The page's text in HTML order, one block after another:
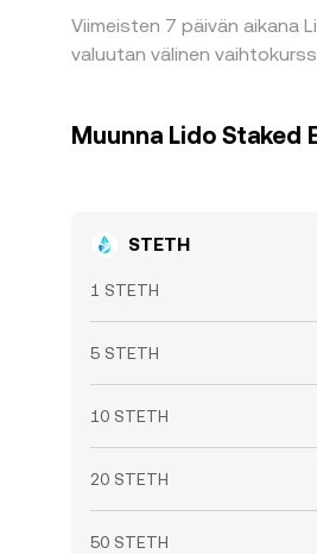
Viimeisten 7 päivän aikana
valuutan välinen
Muunna Lido Staked
STETH
1 STETH
5 STETH
10 STETH
20 STETH
50 STETH